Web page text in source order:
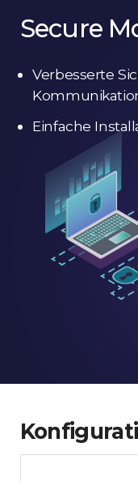
Secure
Verbesserte
Einfache